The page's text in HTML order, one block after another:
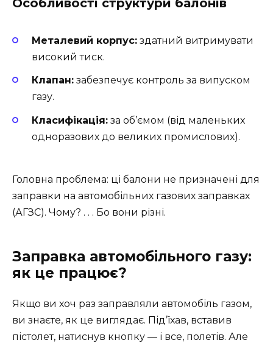
Особливості структури балонів
Металевий корпус: здатний витримувати
високий тиск.
Клапан: забезпечує контроль за випуском
газу.
Класифікація: за об’ємом (від маленьких
одноразових до великих промислових).
Головна проблема: ці балони не призначені для
заправки на автомобільних газових заправках
(АГЗС). Чому? . . . Бо вони різні.
Заправка автомобільного газу:
як це працює?
Якщо ви хоч раз заправляли автомобіль газом,
ви знаєте, як це виглядає. Під’їхав, вставив
пістолет, натиснув кнопку — і все, полетів. Але